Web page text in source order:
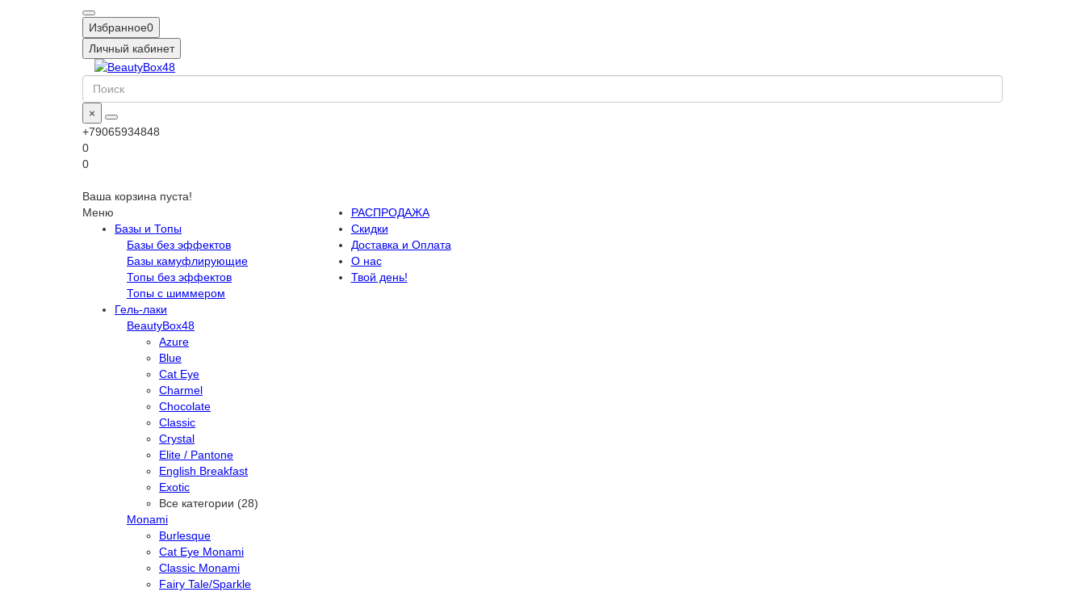
Избранное0
Личный кабинет
×
+79065934848
0
0
Ваша корзина пуста!
Меню
Базы и Топы
Базы без эффектов
Базы камуфлирующие
Топы без эффектов
Топы с шиммером
Гель-лаки
BeautyBox48
Azure
Blue
Cat Eye
Charmel
Chocolate
Classic
Crystal
Elite / Pantone
English Breakfast
Exotic
Все категории (28)
Monami
Burlesque
Cat Eye Monami
Classic Monami
Fairy Tale/Sparkle
РАСПРОДАЖА
Скидки
Доставка и Оплата
О нас
Твой день!